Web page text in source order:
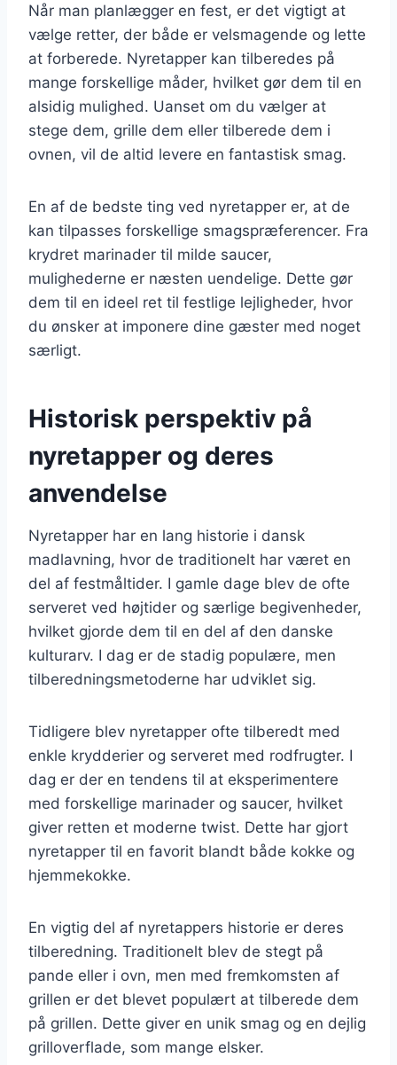
Når man planlægger en fest, er det vigtigt at
vælge retter, der både er velsmagende og lette
at forberede. Nyretapper kan tilberedes på
mange forskellige måder, hvilket gør dem til en
alsidig mulighed. Uanset om du vælger at
stege dem, grille dem eller tilberede dem i
ovnen, vil de altid levere en fantastisk smag.
En af de bedste ting ved nyretapper er, at de
kan tilpasses forskellige smagspræferencer. Fra
krydret marinader til milde saucer,
mulighederne er næsten uendelige. Dette gør
dem til en ideel ret til festlige lejligheder, hvor
du ønsker at imponere dine gæster med noget
særligt.
Historisk perspektiv på
nyretapper og deres
anvendelse
Nyretapper har en lang historie i dansk
madlavning, hvor de traditionelt har været en
del af festmåltider. I gamle dage blev de ofte
serveret ved højtider og særlige begivenheder,
hvilket gjorde dem til en del af den danske
kulturarv. I dag er de stadig populære, men
tilberedningsmetoderne har udviklet sig.
Tidligere blev nyretapper ofte tilberedt med
enkle krydderier og serveret med rodfrugter. I
dag er der en tendens til at eksperimentere
med forskellige marinader og saucer, hvilket
giver retten et moderne twist. Dette har gjort
nyretapper til en favorit blandt både kokke og
hjemmekokke.
En vigtig del af nyretappers historie er deres
tilberedning. Traditionelt blev de stegt på
pande eller i ovn, men med fremkomsten af
grillen er det blevet populært at tilberede dem
på grillen. Dette giver en unik smag og en dejlig
grilloverflade, som mange elsker.